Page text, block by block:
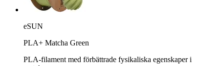
eSUN
PLA+ Matcha Green
PLA-filament med förbättrade fysikaliska egenskaper i